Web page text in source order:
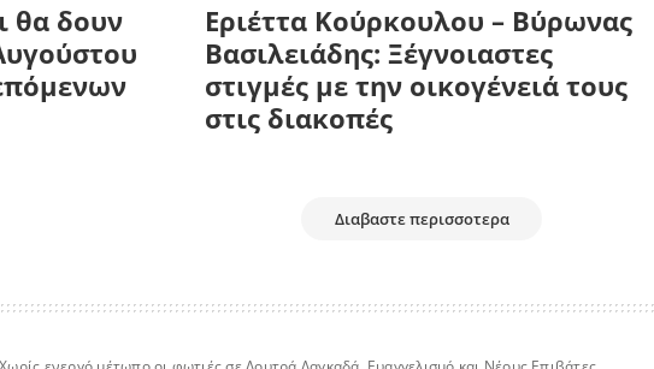
θα δουν
Εριέττα Κούρκουλου – Βύρωνας
Βασιλειάδης: Ξέγνοιαστες
στιγμές με την οικογένειά τους
στις διακοπές
Διαβαστε περισσοτερα